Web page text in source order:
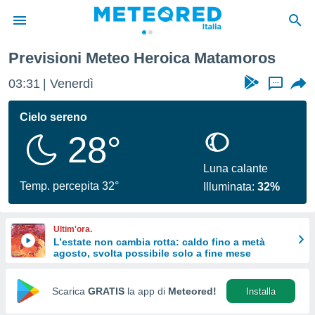
di
per
le
di
Web
Previsioni Meteo Heroica Matamoros
03:31 Venerdì ...
Cielo sereno
28°
Temp. percepita 32°
Luna calante
Illuminata:32%
Ultim'ora.
L’estate non cambia rotta: caldo fino a metà
agosto, svolta possibile solo a fine mese
Scarica GRATIS la app di Meteored! Installa